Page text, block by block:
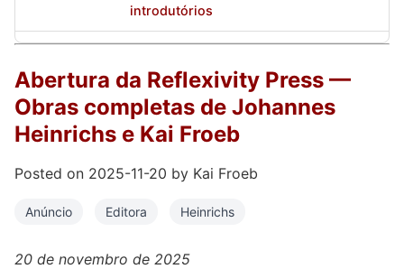
introdutórios
2025-11-27
Dialética e lógica da
reflexão — A nova obra
principal
Heinrichs
2025-11-20
Press — Obras completas
Kai Froeb
Abertura da Reflexivity Press —
Obras completas de Johannes
Heinrichs e Kai Froeb
Posted on 2025-11-20 by Kai Froeb
Anúncio Editora Heinrichs
20 de novembro de 2025